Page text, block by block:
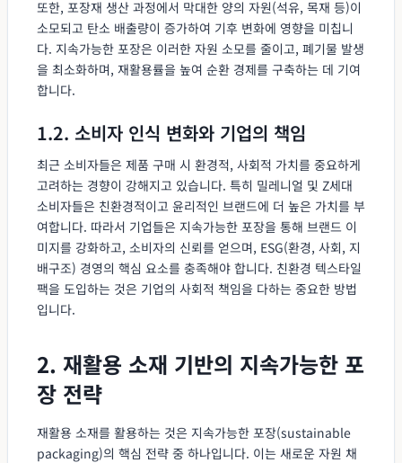
또한, 포장재 생산 과정에서 막대한 양의 자원(석유, 목재 등)이
소모되고 탄소 배출량이 증가하여 기후 변화에 영향을 미칩니
다. 지속가능한 포장은 이러한 자원 소모를 줄이고, 폐기물 발생
을 최소화하며, 재활용률을 높여 순환 경제를 구축하는 데 기여
합니다.
1.2. 소비자 인식 변화와 기업의 책임
최근 소비자들은 제품 구매 시 환경적, 사회적 가치를 중요하게
고려하는 경향이 강해지고 있습니다. 특히 밀레니얼 및 Z세대
소비자들은 친환경적이고 윤리적인 브랜드에 더 높은 가치를 부
여합니다. 따라서 기업들은 지속가능한 포장을 통해 브랜드 이
미지를 강화하고, 소비자의 신뢰를 얻으며, ESG(환경, 사회, 지
배구조) 경영의 핵심 요소를 충족해야 합니다. 친환경 텍스타일
팩을 도입하는 것은 기업의 사회적 책임을 다하는 중요한 방법
입니다.
2. 재활용 소재 기반의 지속가능한 포
장 전략
재활용 소재를 활용하는 것은 지속가능한 포장(sustainable
packaging)의 핵심 전략 중 하나입니다. 이는 새로운 자원 채